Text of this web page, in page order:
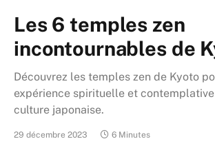
Les 6 temples zen
incontournables de
Découvrez les temples zen de Kyoto
expérience spirituelle et
culture japonaise.
29 décembre 2023 6 Minutes